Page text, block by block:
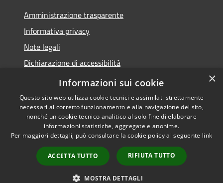
Amministrazione trasparente
Informativa privacy
Note legali
Dichiarazione di accessibilità
Piano di miglioramento del sito
Accessibilità
Copyright © 2026 • Comune di
Dalmine • Powered by
Municipium•
Accesso
redazione
×
Informazioni sui cookie
Questo sito web utilizza cookie tecnici e assimilati strettamente
necessari al corretto funzionamento e alla navigazione del sito,
nonché un cookie tecnico analitico al solo fine di elaborare
informazioni statistiche, aggregate e anonime.
Per maggiori dettagli, può consultare la cookie policy al seguente link
ACCETTA TUTTO RIFIUTA TUTTO
MOSTRA DETTAGLI